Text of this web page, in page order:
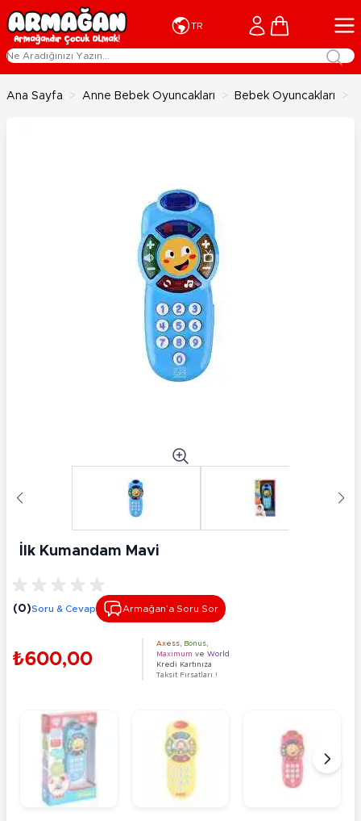
İçeriğe geç
TR Cart
Ana Sayfa > Anne Bebek Oyuncakları > Bebek Oyuncakları >
İlk Kumandam Mavi
(0)Soru & Cevap Armağan’a Soru Sor
₺600,00
Axess Bonus
Maximum ve World
Kredi Kartınıza
Taksit Fırsatları !